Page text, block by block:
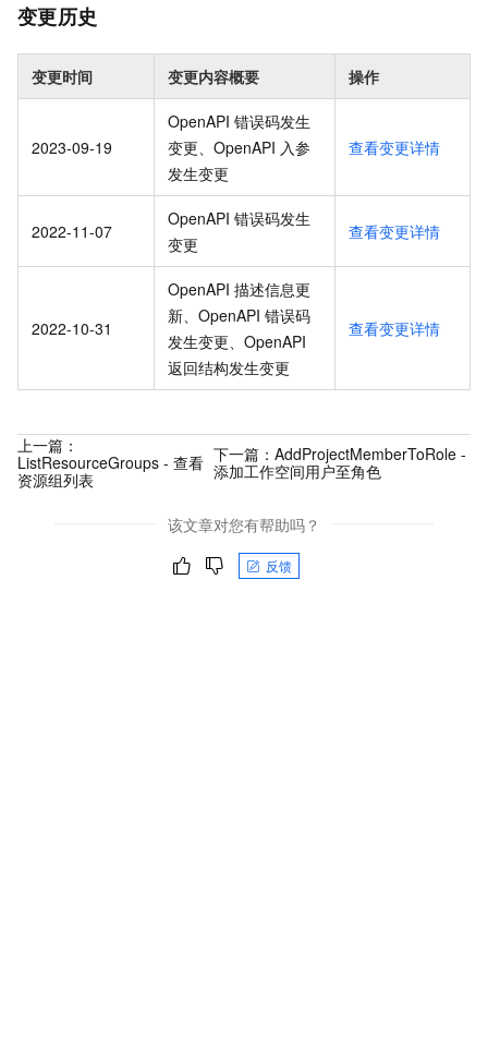
变更历史
变更时间 变更内容概要 操作
2023-09-19
OpenAPI 错误码发生
变更、OpenAPI 入参
发生变更
查看变更详情
2022-11-07
OpenAPI 错误码发生
变更
查看变更详情
2022-10-31
OpenAPI 描述信息更
新、OpenAPI 错误码
发生变更、OpenAPI
返回结构发生变更
查看变更详情
上一篇：
ListResourceGroups - 查看
资源组列表
下一篇： AddProjectMemberToRole -
添加工作空间用户至角色
该文章对您有帮助吗？
反馈